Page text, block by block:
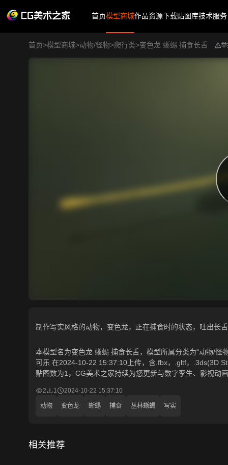
首页模型商城作品资源下载贴图库技术服务
首页>模型商城>动物/怪物>爬行类>变色龙 蜥蜴 捕食长舌
制作写实风格的动物，变色龙，正在捕食时的状态，吐出长舌
本模型名为变色龙 蜥蜴 捕食长舌，模型所属分类为“动物/
可乐 在2024-10-22 15:37:10上传，含.fbx，.gltf，.3ds(3D
贴图数为1，CG美术之家持续为您更新与数字孪生、影视动
2 1 2024-10-22 15:37:10
动物 变色龙 蜥蜴 捕食 丛林蜥蜴 写实
相关推荐